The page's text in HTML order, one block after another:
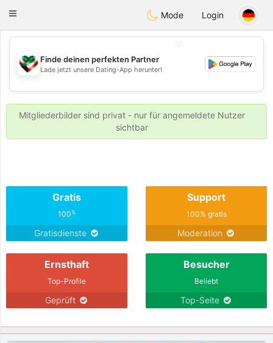
KuwaitChat
Toggle
Mode Login
💖
💕
💕
Finde deinen perfekten Partner
Lade jetzt unsere Dating-App herunter!
Mitgliederbilder sind privat - nur für angemeldete Nutzer
sichtbar
Gratis
100%
Gratisdienste
Support
100% gratis
Moderation
Ernsthaft
Top-Profile
Geprüft
Besucher
Beliebt
Top-Seite